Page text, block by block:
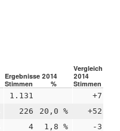
Ergebnisse 2014
Vergleich
2014
Stimmen % Stimmen
1.131 +7
226 20,0 % +52
4 1,8 % -3